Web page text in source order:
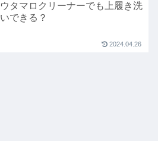
ウタマロクリーナーでも上履き洗
いできる？
2024.04.26